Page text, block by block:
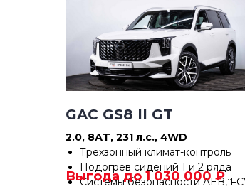
GAC GS8 II GT
2.0, 8АT, 231 л.с., 4WD
Трехзонный климат-контроль
Подогрев сидений 1 и 2 ряда
Системы безопасности AEB,
Выгода до 1 030 000 ₽